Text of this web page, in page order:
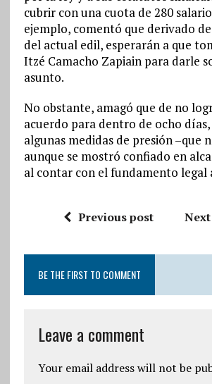
cubrir con una cuota de 280
ejemplo, comentó que derivado
del actual edil, esperarán a que
Itzé Camacho Zapiain para darle
asunto.
No obstante, amagó que de no
acuerdo para dentro de ocho
algunas medidas de presión –que
aunque se mostró confiado en
al contar con el fundamento legal
Previous post
BE THE FIRST TO COMMENT
Leave a comment
Your email address will not be